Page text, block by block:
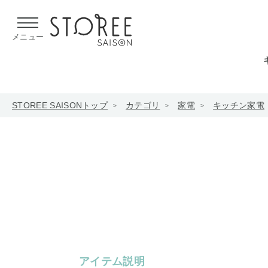
メニュー
STOREE SAISONトップ カテゴリ 家電 キッチン家電
アイテム説明